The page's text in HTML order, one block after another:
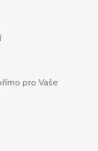
pro Vaše